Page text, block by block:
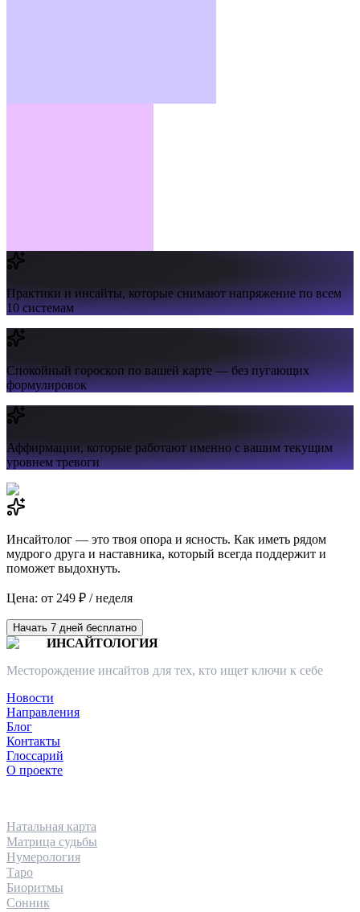
Практики и инсайты,которые снимают напряжение по всем
10 системам
Спокойный гороскоппо вашей карте — без пугающих
формулировок
Аффирмации,которые работают именно с вашим текущим
уровнем тревоги
Инсайтолог — это твоя опора и ясность. Как иметь рядом
мудрого друга и наставника, который всегда поддержит и
поможет выдохнуть.
Цена: от 249 ₽ / неделя
Начать 7 дней бесплатно
ИНСАЙТОЛОГИЯ
Месторождение инсайтов для тех, кто ищет ключи к себе
Новости
Направления
Блог
Контакты
Глоссарий
О проекте
Натальная карта
Матрица судьбы
Нумерология
Таро
Биоритмы
Сонник